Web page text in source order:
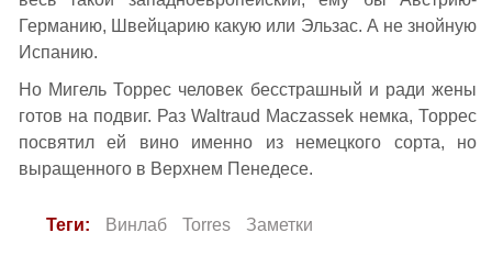
Германию, Швейцарию какую или Эльзас. А не знойную
Испанию.
Но Мигель Торрес человек бесстрашный и ради жены
готов на подвиг. Раз Waltraud Maczassek немка, Торрес
посвятил ей вино именно из немецкого сорта, но
выращенного в Верхнем Пенедесе.
Теги: Винлаб Torres Заметки